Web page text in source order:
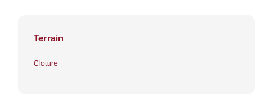
Terrain
Cloture